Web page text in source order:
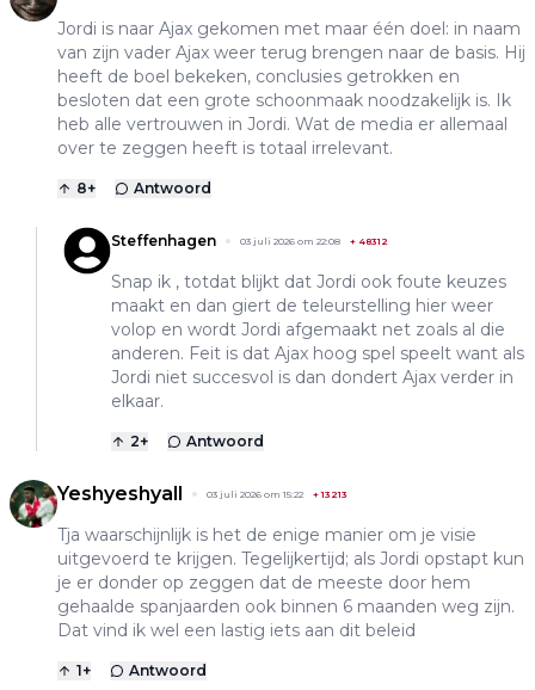
Jordi is naar Ajax gekomen met maar één doel: in naam
van zijn vader Ajax weer terug brengen naar de basis. Hij
heeft de boel bekeken, conclusies getrokken en
besloten dat een grote schoonmaak noodzakelijk is. Ik
heb alle vertrouwen in Jordi. Wat de media er allemaal
over te zeggen heeft is totaal irrelevant.
8+ Antwoord
Steffenhagen 03 juli 2026 om 22:08 + 48312
Snap ik , totdat blijkt dat Jordi ook foute keuzes
maakt en dan giert de teleurstelling hier weer
volop en wordt Jordi afgemaakt net zoals al die
anderen. Feit is dat Ajax hoog spel speelt want als
Jordi niet succesvol is dan dondert Ajax verder in
elkaar.
2+ Antwoord
Yeshyeshyall 03 juli 2026 om 15:22 +13213
Tja waarschijnlijk is het de enige manier om je visie
uitgevoerd te krijgen. Tegelijkertijd; als Jordi opstapt kun
je er donder op zeggen dat de meeste door hem
gehaalde spanjaarden ook binnen 6 maanden weg zijn.
Dat vind ik wel een lastig iets aan dit beleid
1+ Antwoord